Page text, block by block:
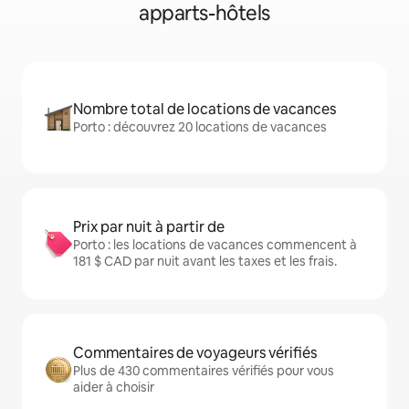
apparts-hôtels
Nombre total de locations de vacances
Porto : découvrez 20 locations de vacances
Prix par nuit à partir de
Porto : les locations de vacances commencent à
181 $ CAD par nuit avant les taxes et les frais.
Commentaires de voyageurs vérifiés
Plus de 430 commentaires vérifiés pour vous
aider à choisir